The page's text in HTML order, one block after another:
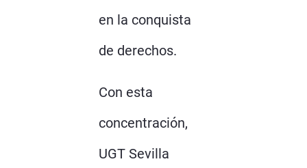
en la conquista
de derechos.
Con esta
concentración,
UGT Sevilla